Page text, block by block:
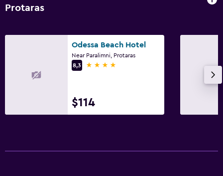
Protaras
Odessa Beach Hotel
Near Paralimni, Protaras
8,3
4 estrellas
$114